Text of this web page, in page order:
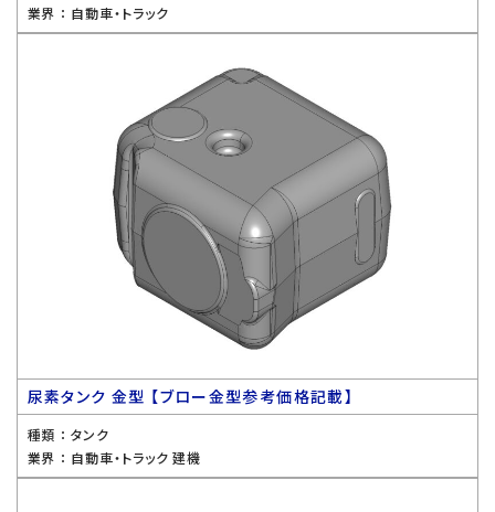
業界 ： 自動車・トラック
尿素タンク 金型 【ブロー金型参考価格記載】
種類 ： タンク
業界 ： 自動車・トラック 建機